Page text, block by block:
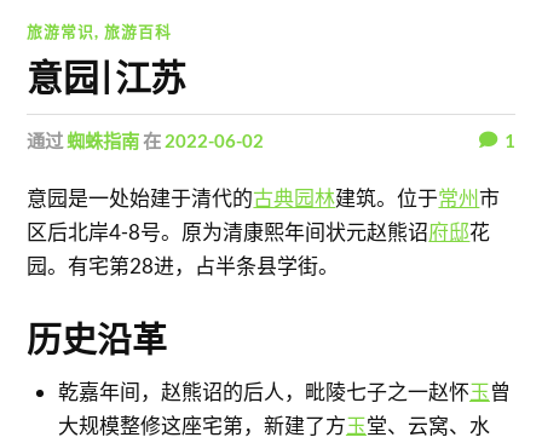
旅游常识,旅游百科
意园|江苏
通过蜘蛛指南在 2022-06-02 1
意园是一处始建于清代的古典园林建筑。位于常州市
区后北岸4-8号。原为清康熙年间状元赵熊诏府邸花
园。有宅第28进，占半条县学街。
历史沿革
乾嘉年间，赵熊诏的后人，毗陵七子之一赵怀玉曾
大规模整修这座宅第，新建了方玉堂、云窝、水